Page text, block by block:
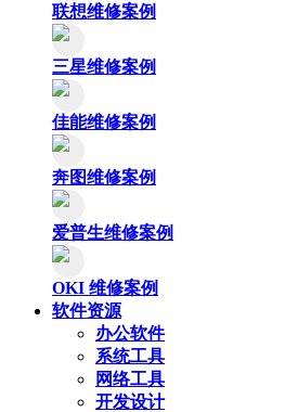
联想维修案例
三星维修案例
佳能维修案例
奔图维修案例
爱普生维修案例
OKI 维修案例
软件资源
办公软件
系统工具
网络工具
开发设计